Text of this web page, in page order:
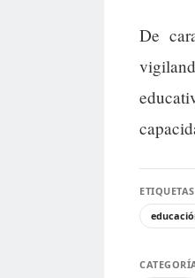
De
ETIQUETAS